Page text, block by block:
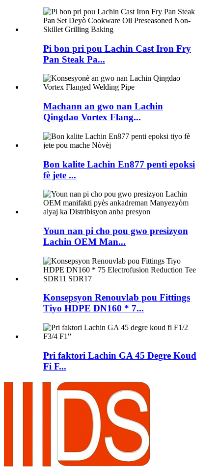
Pi bon pri pou Lachin Cast Iron Fry
Pan Steak Pa...
Machann an gwo nan Lachin
Qingdao Vortex Flang...
Bon kalite Lachin En877 penti epoksi
fè jete ...
Youn nan pi cho pou gwo presizyon
Lachin OEM Man...
Konsepsyon Renouvlab pou Fittings
Tiyo HDPE DN160 * 7...
Pri faktori Lachin GA 45 Degre Koud
Fi F...